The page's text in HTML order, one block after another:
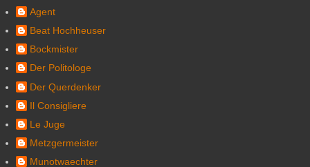
Agent
Beat Hochheuser
Bockmister
Der Politologe
Der Querdenker
Il Consigliere
Le Juge
Metzgermeister
Munotwaechter